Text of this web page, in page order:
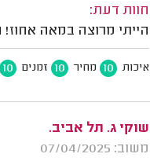
חוות דעת:
הייתי מרוצה במאה
איכות 10 מחיר 10 זמנים 10
שוקי ג. תל אביב.
משוב: 07/04/2025